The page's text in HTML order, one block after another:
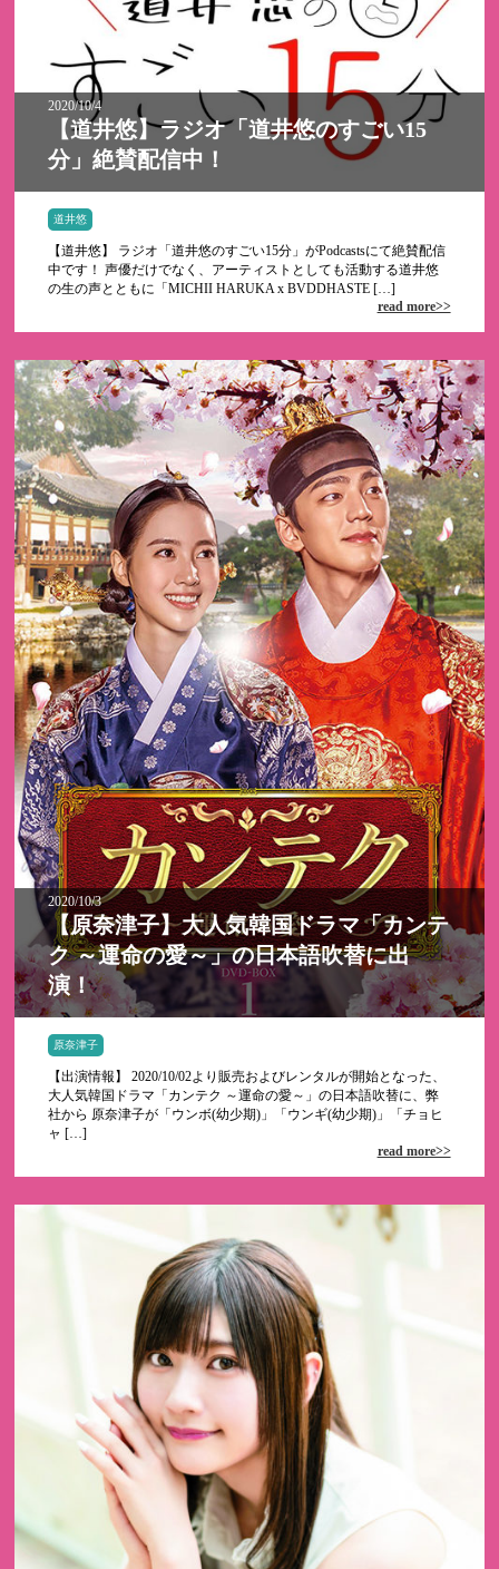
2020/10/4
【道井悠】ラジオ「道井悠のすごい15
分」絶賛配信中！
道井悠
【道井悠】 ラジオ「道井悠のすごい15分」がPodcastsにて絶賛配信
中です！ 声優だけでなく、アーティストとしても活動する道井悠
の生の声とともに「MICHII HARUKA x BVDDHASTE […]
read more>>
2020/10/3
【原奈津子】大人気韓国ドラマ「カンテ
ク ～運命の愛～」の日本語吹替に出
演！
原奈津子
【出演情報】 2020/10/02より販売およびレンタルが開始となった、
大人気韓国ドラマ「カンテク ～運命の愛～」の日本語吹替に、弊
社から 原奈津子が「ウンボ(幼少期)」「ウンギ(幼少期)」「チョヒ
ャ […]
read more>>